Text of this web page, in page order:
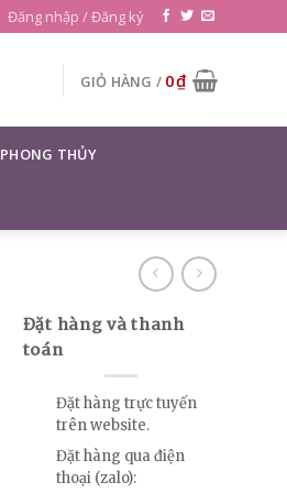
Đăng nhập / Đăng ký
GIỎ HÀNG / 0₫
PHONG THỦY
Đặt hàng và thanh
toán
Đặt hàng trực tuyến
trên website.
Đặt hàng qua điện
thoại (zalo):